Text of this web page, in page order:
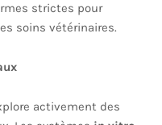
strictes pour
soins vétérinaires.
activement des